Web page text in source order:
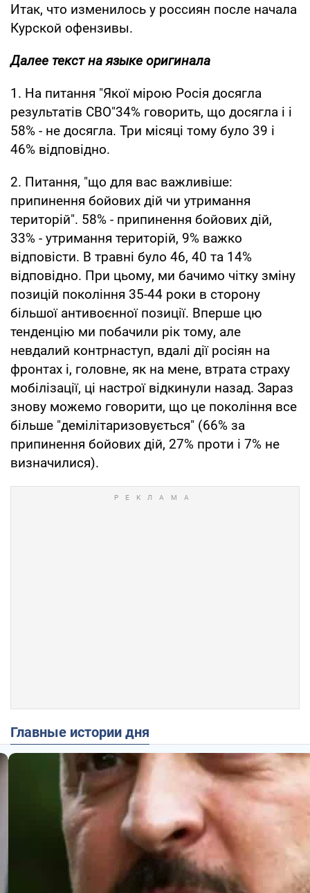
Итак, что изменилось у россиян после начала
Курской офензивы.
Далее текст на языке оригинала
1. На питання "Якої мірою Росія досягла
результатів СВО"34% говорить, що досягла і і
58% - не досягла. Три місяці тому було 39 і
46% відповідно.
2. Питання, "що для вас важливіше:
припинення бойових дій чи утримання
територій". 58% - припинення бойових дій,
33% - утримання територій, 9% важко
відповісти. В травні було 46, 40 та 14%
відповідно. При цьому, ми бачимо чітку зміну
позицій покоління 35-44 роки в сторону
більшої антивоєнної позиції. Вперше цю
тенденцію ми побачили рік тому, але
невдалий контрнаступ, вдалі дії росіян на
фронтах і, головне, як на мене, втрата страху
мобілізації, ці настрої відкинули назад. Зараз
знову можемо говорити, що це покоління все
більше "демілітаризовується" (66% за
припинення бойових дій, 27% проти і 7% не
визначилися).
Главные истории дня